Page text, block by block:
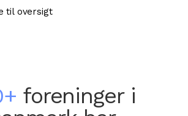
til oversigt
foreninger i